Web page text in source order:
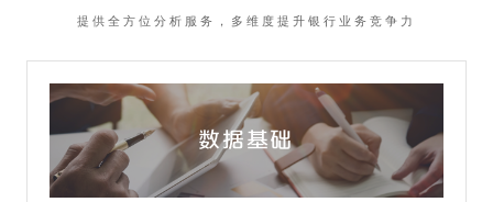
提供全方位分析服务，多维度提升银行业务竞争力
数据基础